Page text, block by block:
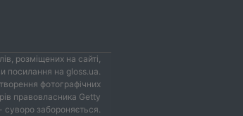
розміщених на сайті,
посилання на gloss.ua.
фотографічних
правовласника Getty
суворо забороняється.